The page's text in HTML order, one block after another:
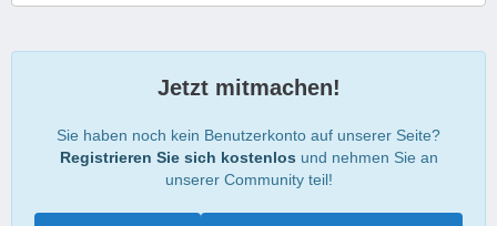
Jetzt mitmachen!
Sie haben noch kein Benutzerkonto auf unserer Seite?
Registrieren Sie sich kostenlos und nehmen Sie an
unserer Community teil!